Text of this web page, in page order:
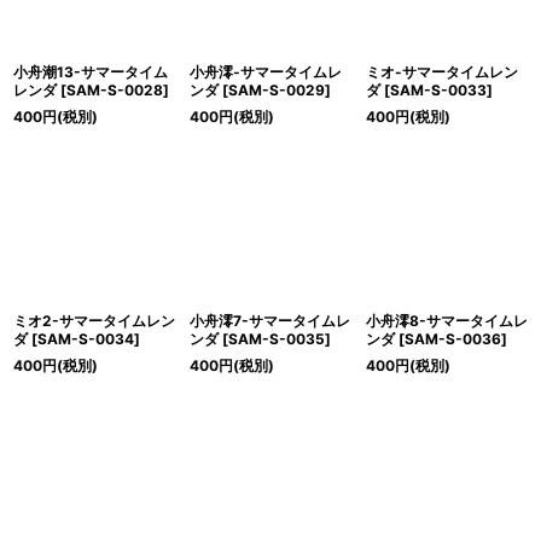
小舟潮13-サマータイム
レンダ [SAM-S-0028]
400円(税別)
小舟澪-サマータイムレ
ンダ [SAM-S-0029]
400円(税別)
ミオ-サマータイムレン
ダ [SAM-S-0033]
400円(税別)
ミオ2-サマータイムレン
ダ [SAM-S-0034]
400円(税別)
小舟澪7-サマータイムレ
ンダ [SAM-S-0035]
400円(税別)
小舟澪8-サマータイムレ
ンダ [SAM-S-0036]
400円(税別)